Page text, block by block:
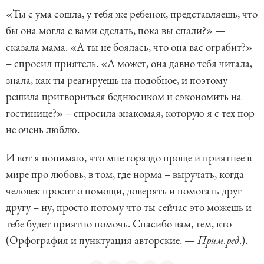
«Ты с ума сошла, у тебя же ребенок, представляешь, что
бы она могла с вами сделать, пока вы спали?» —
сказала мама. «А ты не боялась, что она вас ограбит?»
– спросил приятель. «А может, она давно тебя читала,
знала, как ты реагируешь на подобное, и поэтому
решила притвориться беднюсиком и сэкономить на
гостинице?» – спросила знакомая, которую я с тех пор
не очень люблю.
И вот я понимаю, что мне гораздо проще и приятнее в
мире про любовь, в том, где норма – выручать, когда
человек просит о помощи, доверять и помогать друг
другу – ну, просто потому что ты сейчас это можешь и
тебе будет приятно помочь. Спасибо вам, тем, кто
(Орфография и пунктуация авторские. —Прим.ред.).